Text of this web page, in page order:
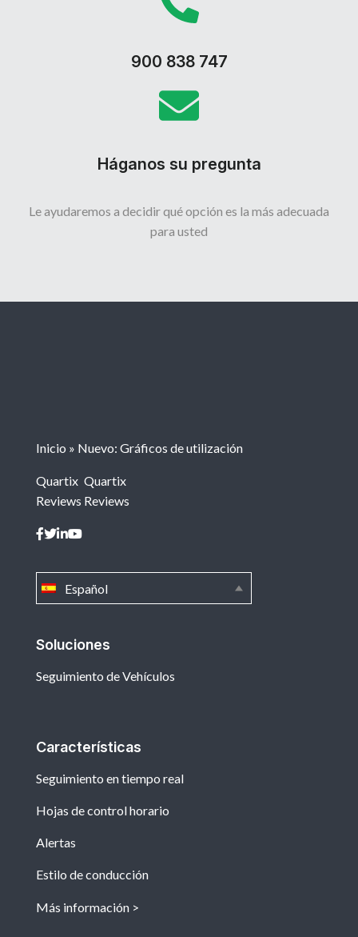
900 838 747
Háganos su pregunta
Le ayudaremos a decidir qué opción es la más adecuada
para usted
Soluciones
Seguimiento de Vehículos
Características
Seguimiento en tiempo real
Hojas de control horario
Alertas
Estilo de conducción
Más información
Español
Inicio » Nuevo: Gráficos de utilización
Quartix
Reviews
Quartix
Reviews